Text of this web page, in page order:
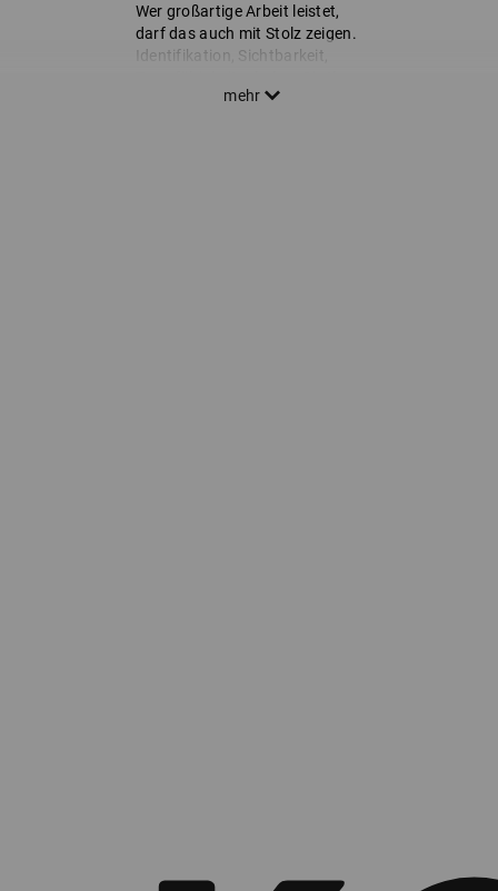
Wer großartige Arbeit leistet,
darf das auch mit Stolz zeigen.
Identifikation, Sichtbarkeit,
Unternehmen mit einem perfekt